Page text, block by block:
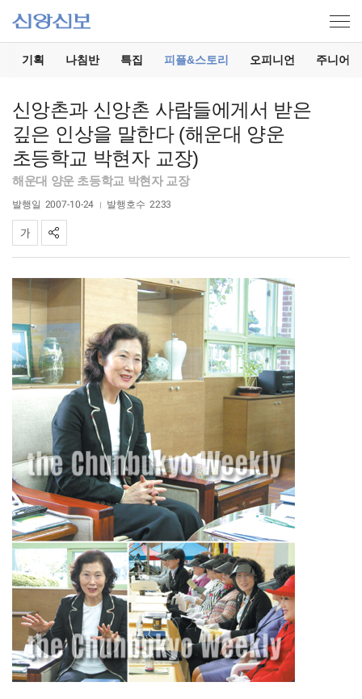
기획 나침반 특집 피플&스토리 오피니언 주니어
신앙촌과 신앙촌 사람들에게서 받은
깊은 인상을 말한다 (해운대 양운
초등학교 박현자 교장)
해운대 양운 초등학교 박현자 교장
발행일 2007-10-24 발행호수 2233